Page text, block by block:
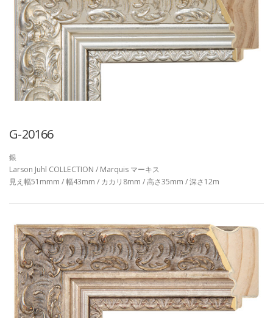
G-20166
銀
Larson Juhl COLLECTION / Marquis マーキス
見え幅51mmm / 幅43mm / カカリ8mm / 高さ35mm / 深さ12m